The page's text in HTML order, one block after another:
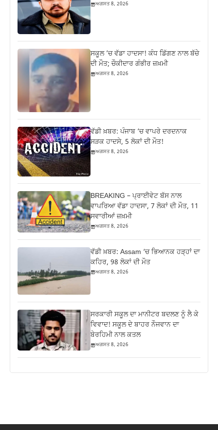
ਅਗਸਤ 8, 2026
ਸਕੂਲ ’ਚ ਵੱਡਾ ਹਾਦਸਾ! ਕੰਧ ਡਿੱਗਣ ਨਾਲ ਬੱਚੇ
ਦੀ ਮੌਤ; ਚੌਕੀਦਾਰ ਗੰਭੀਰ ਜ਼ਖ਼ਮੀ
ਅਗਸਤ 8, 2026
ਵੱਡੀ ਖ਼ਬਰ: ਪੰਜਾਬ ‘ਚ ਵਾਪਰੇ ਦਰਦਨਾਕ
ਸੜਕ ਹਾਦਸੇ, 5 ਲੋਕਾਂ ਦੀ ਮੌਤ!
ਅਗਸਤ 8, 2026
BREAKING – ਪ੍ਰਾਈਵੇਟ ਬੱਸ ਨਾਲ
ਵਾਪਰਿਆ ਵੱਡਾ ਹਾਦਸਾ, 7 ਲੋਕਾਂ ਦੀ ਮੌਤ, 11
ਸਵਾਰੀਆਂ ਜ਼ਖ਼ਮੀ
ਅਗਸਤ 8, 2026
ਵੱਡੀ ਖ਼ਬਰ: Assam ‘ਚ ਭਿਆਨਕ ਹੜ੍ਹਾਂ ਦਾ
ਕਹਿਰ, 98 ਲੋਕਾਂ ਦੀ ਮੌਤ
ਅਗਸਤ 8, 2026
ਸਰਕਾਰੀ ਸਕੂਲ ਦਾ ਮਾਨੀਟਰ ਬਦਲਣ ਨੂੰ ਲੈ ਕੇ
ਵਿਵਾਦ! ਸਕੂਲ ਦੇ ਬਾਹਰ ਨੌਜਵਾਨ ਦਾ
ਬੇਰਹਿਮੀ ਨਾਲ ਕਤਲ
ਅਗਸਤ 8, 2026